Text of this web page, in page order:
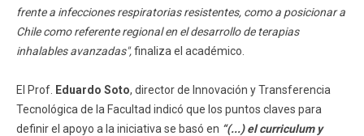
frente a infecciones respiratorias resistentes, como a posicionar a
Chile como referente regional en el desarrollo de terapias
inhalables avanzadas",finaliza el académico.
El Prof. Eduardo Soto, director de Innovación y Transferencia
Tecnológica de la Facultad indicó que los puntos claves para
definir el apoyo a la iniciativa se basó en “(...) el curriculum y